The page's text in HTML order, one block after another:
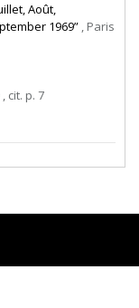
Août,
1969” , Paris
cit. p. 7